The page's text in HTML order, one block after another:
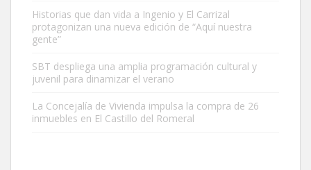
Este gato macho ha aparecido en la calle hace menos de un mes,
es muy manso y extremadamente cari...
Leales.org » Gran Canaria
Historias que dan vida a Ingenio y El Carrizal
protagonizan una nueva edición de “Aquí nuestra
gente”
SBT despliega una amplia programación cultural y
juvenil para dinamizar el verano
La Concejalía de Vivienda impulsa la compra de 26
inmuebles en El Castillo del Romeral